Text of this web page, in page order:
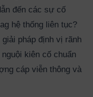
đến các sự cố
hệ thống liên tục?
pháp định vị rãnh
kiên cố chuẩn
cáp viễn thông và